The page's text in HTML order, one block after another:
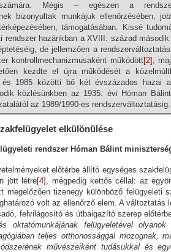
számára. Mégis – egészen a
bizonyultak munkájuk ellenőrzésében,
támogatásában. Kissé
rendszer hazánkban a XVIII. század
de jellemzően a
kontrollmechanizmusaként működött[2] ,
kezdte el újra működését a
és 1985 közötti bő két évszázados hazai
közlésünkben az 1935. évi Hóman
az 1989/1990-es rendszerváltoztatásig.
elkülönülése
rendszer Hóman Bálint
előtérbe állító egységes
jött létre[4]
, mégpedig kettős céllal: az
megelőzően tizenegy különböző felügyeleti
volt az ellenőrző elem. A változtatás
felvilágosító és útbaigazító szerep
oktatómunkájának felügyeletével
teljes otthonossággal mozognak,
művészeiként tudásukkal és